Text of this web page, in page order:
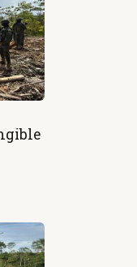
¿En que consiste la
tasa minera que rige en
Ecuador?